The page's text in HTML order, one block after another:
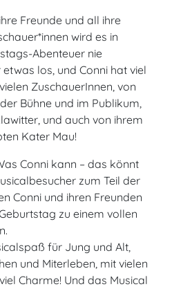
Freunde und all ihre
wird es in
Abenteuer nie
los, und Conni hat viel
ZuschauerInnen, von
Bühne und im Publikum,
und auch von ihrem
Kater Mau!
Conni kann – das könnt
zum Teil der
Conni und ihren Freunden
zu einem vollen
für Jung und Alt,
und Miterleben, mit vielen
Charme! Und das Musical